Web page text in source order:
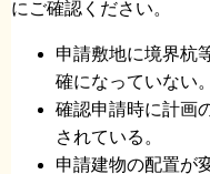
にご確認ください。
申請敷地に境界杭
確になっていない。
確認申請時に計画
されている。
申請建物の配置が